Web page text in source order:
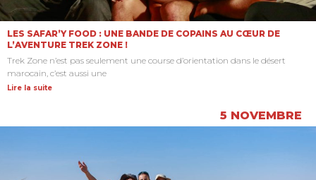
LES SAFAR’Y FOOD : UNE BANDE DE COPAINS AU CŒUR DE
L’AVENTURE TREK ZONE !
Trek Zone n’est pas seulement une course d’orientation dans le désert
marocain, c’est aussi une
Lire la suite
5 NOVEMBRE